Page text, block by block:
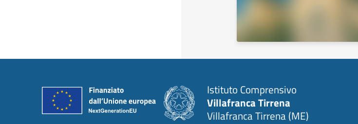
Istituto Comprensivo
Villafranca Tirrena
Villafranca Tirrena (ME)